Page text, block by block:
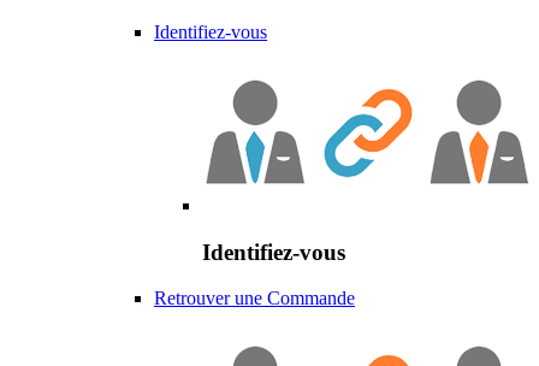
Identifiez-vous
Identifiez-vous
Retrouver une Commande